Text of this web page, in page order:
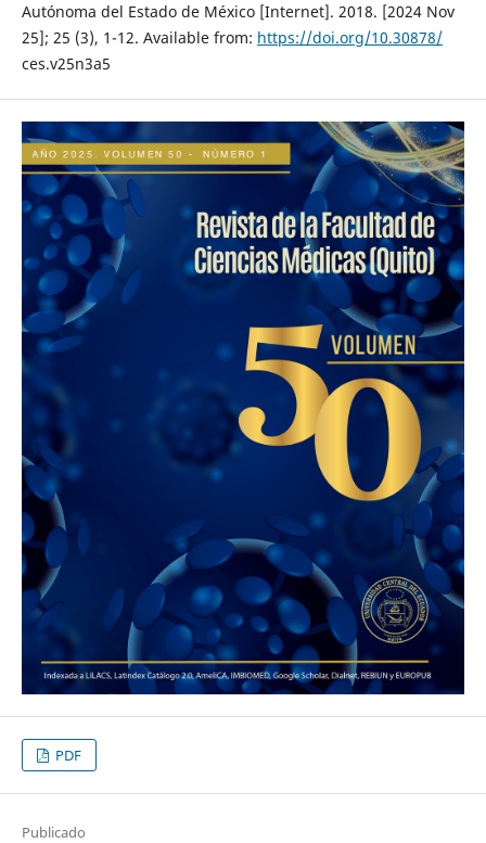
Autónoma del Estado de México [Internet]. 2018. [2024 Nov
25]; 25 (3), 1-12. Available from: https://doi.org/10.30878/
ces.v25n3a5
PDF
Publicado